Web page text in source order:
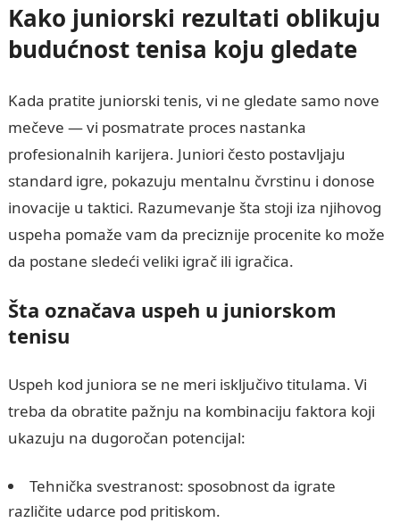
Kako juniorski rezultati oblikuju
budućnost tenisa koju gledate
Kada pratite juniorski tenis, vi ne gledate samo nove
mečeve — vi posmatrate proces nastanka
profesionalnih karijera. Juniori često postavljaju
standard igre, pokazuju mentalnu čvrstinu i donose
inovacije u taktici. Razumevanje šta stoji iza njihovog
uspeha pomaže vam da preciznije procenite ko može
da postane sledeći veliki igrač ili igračica.
Šta označava uspeh u juniorskom
tenisu
Uspeh kod juniora se ne meri isključivo titulama. Vi
treba da obratite pažnju na kombinaciju faktora koji
ukazuju na dugoročan potencijal:
Tehnička svestranost: sposobnost da igrate
različite udarce pod pritiskom.